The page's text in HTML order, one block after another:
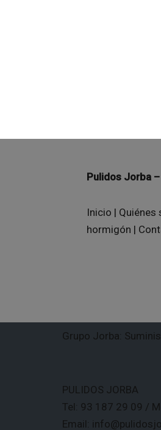
Pulidos Jorba
Inicio | Quiénes
hormigón |
Grupo Jorba:
PULIDOS JORBA
Tel: 93 187 29 09 /
Email: